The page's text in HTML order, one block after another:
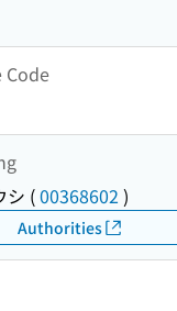
Code
シ (00368602 )
Authorities